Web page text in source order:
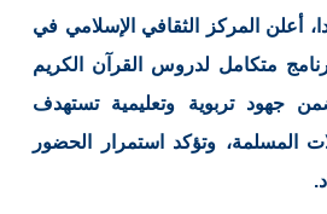
أعلن المركز الثقافي الإسلامي في
متكامل لدروس القرآن الكريم
جهود تربوية وتعليمية تستهدف
المسلمة، وتؤكد استمرار الحضور